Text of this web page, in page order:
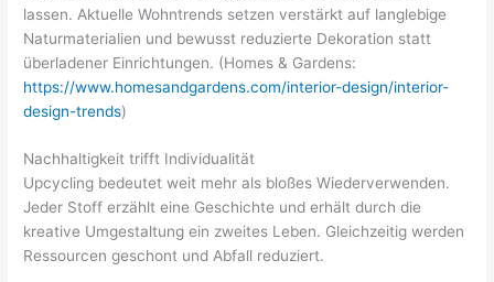
lassen. Aktuelle Wohntrends setzen verstärkt auf langlebige
Naturmaterialien und bewusst reduzierte Dekoration statt
überladener Einrichtungen. (Homes & Gardens:
https://www.homesandgardens.com/interior-design/interior-
design-trends)
Nachhaltigkeit trifft Individualität
Upcycling bedeutet weit mehr als bloßes Wiederverwenden.
Jeder Stoff erzählt eine Geschichte und erhält durch die
kreative Umgestaltung ein zweites Leben. Gleichzeitig werden
Ressourcen geschont und Abfall reduziert.